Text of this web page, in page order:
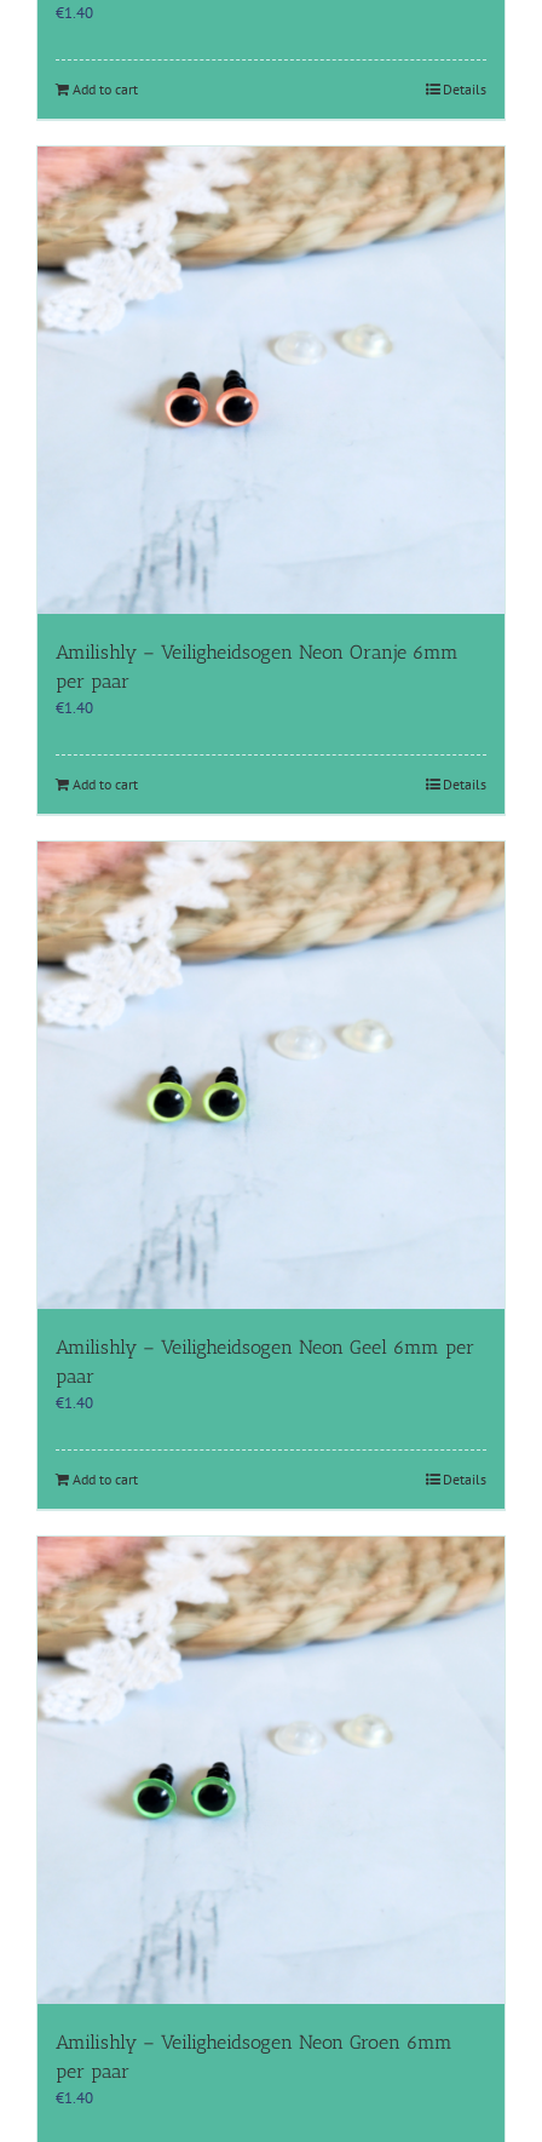
€1.40
Add to cart Details
Amilishly – Veiligheidsogen Neon Oranje 6mm
per paar
€1.40
Add to cart Details
Amilishly – Veiligheidsogen Neon Geel 6mm per
paar
€1.40
Add to cart Details
Amilishly – Veiligheidsogen Neon Groen 6mm
per paar
€1.40